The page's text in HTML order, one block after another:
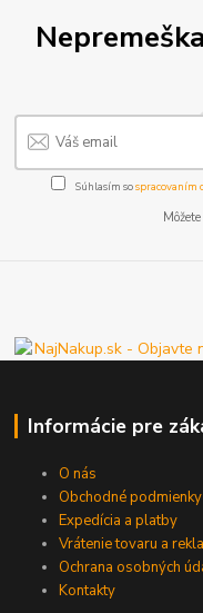
Súhlasím sospracovaním
Informácie pre
O nás
Obchodné podmienky
Expedícia a platby
Vrátenie tovaru a
Ochrana osobných
Kontakty